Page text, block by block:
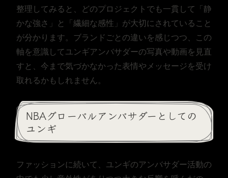
整理してみると、どのプロジェクトでも一貫して「静
かな強さ」と「繊細な感性」が大切にされていること
が分かります。ブランドごとの違いを感じつつ、この
軸を意識してユンギアンバサダーの写真や動画を見直
すと、今まで気づかなかった表情やメッセージを受け
取れるかもしれません。
NBAグローバルアンバサダーとしての
ユンギ
ファッションに続いて、ユンギのアンバサダー活動の